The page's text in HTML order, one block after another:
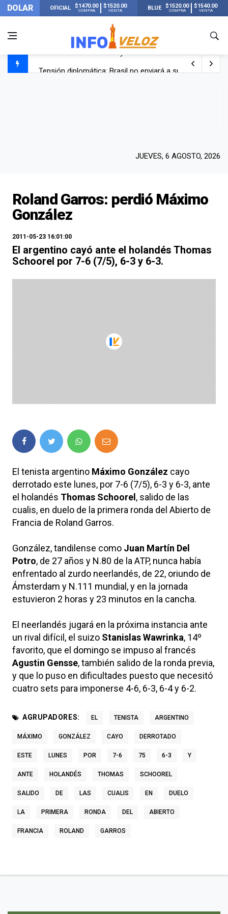
DOLAR OFICIAL $1470.00
COMPRA
$1520.00
VENTA BLUE $1520.00
COMPRA
$1540.00
VENTA
Tensión diplomática: Brasil no enviará a su embajador
JUEVES, 6 AGOSTO, 2026
Roland Garros: perdió Máximo
González
2011-05-23 16:01:00
El argentino cayó ante el holandés Thomas
Schoorel por 7-6 (7/5), 6-3 y 6-3.
El tenista argentino Máximo González cayo
derrotado este lunes, por 7-6 (7/5), 6-3 y 6-3, ante
el holandés Thomas Schoorel , salido de las
cualis, en duelo de la primera ronda del Abierto de
Francia de Roland Garros.
González, tandilense como Juan Martín Del
Potro, de 27 años y N.80 de la ATP, nunca había
enfrentado al zurdo neerlandés, de 22, oriundo de
Ámsterdam y N.111 mundial, y en la jornada
estuvieron 2 horas y 23 minutos en la cancha.
El neerlandés jugará en la próxima instancia ante
un rival difícil, el suizo Stanislas Wawrinka, 14º
favorito, que el domingo se impuso al francés
Agustin Gensse, también salido de la ronda previa,
y que lo puso en dificultades puesto que necesitó
cuatro sets para imponerse 4-6, 6-3, 6-4 y 6-2.
AGRUPADORES: EL TENISTA ARGENTINO
MÁXIMO GONZÁLEZ CAYO DERROTADO
ESTE LUNES POR 7-6 75 6-3 Y
ANTE HOLANDÉS THOMAS SCHOOREL
SALIDO DE LAS CUALIS EN DUELO
LA PRIMERA RONDA DEL ABIERTO
FRANCIA ROLAND GARROS